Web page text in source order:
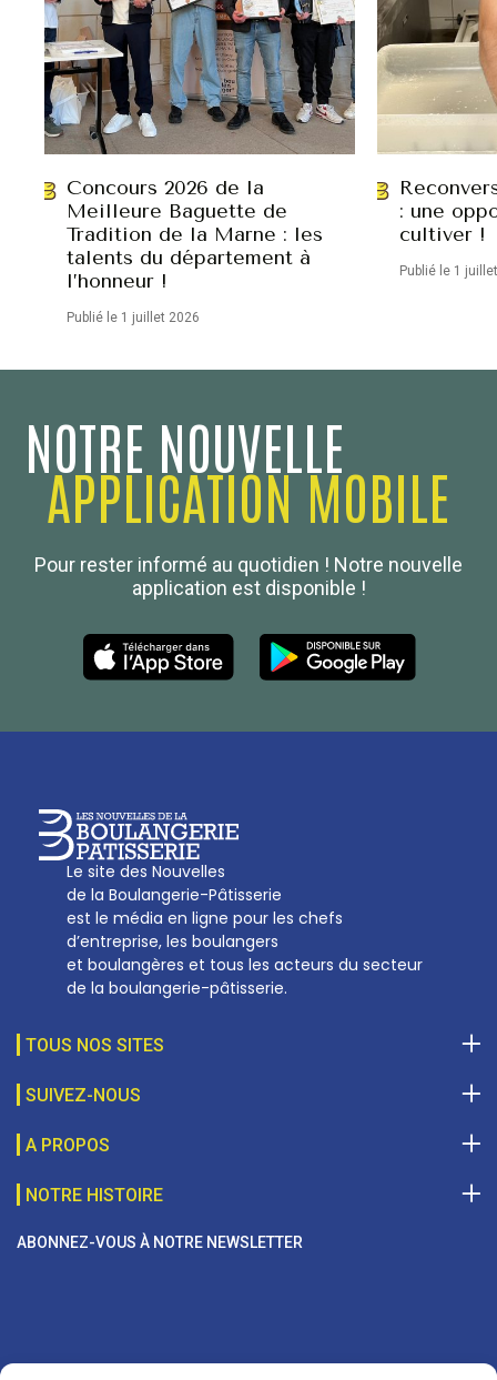
Concours 2026 de la
Meilleure Baguette de
Tradition de la Marne : les
talents du département à
l’honneur !
Publié le 1 juillet 2026
: une
cultiver !
Publié le 1
NOTRE NOUVELLE
APPLICATION MOBILE
Pour rester informé au quotidien ! Notre nouvelle
application est disponible !
Le site des Nouvelles
de la Boulangerie-Pâtisserie
est le média en ligne pour les chefs
d’entreprise, les boulangers
et boulangères et tous les acteurs du secteur
de la boulangerie-pâtisserie.
TOUS NOS SITES
Boulanger de France
SUIVEZ-NOUS
A PROPOS
Les Nouvelles de la Boulangerie-Pâtisserie Française
27, av d’Eylau - 75782 Paris Cédex 16
01 53 70 16 25
NOTRE HISTOIRE
ABONNEZ-VOUS À NOTRE NEWSLETTER